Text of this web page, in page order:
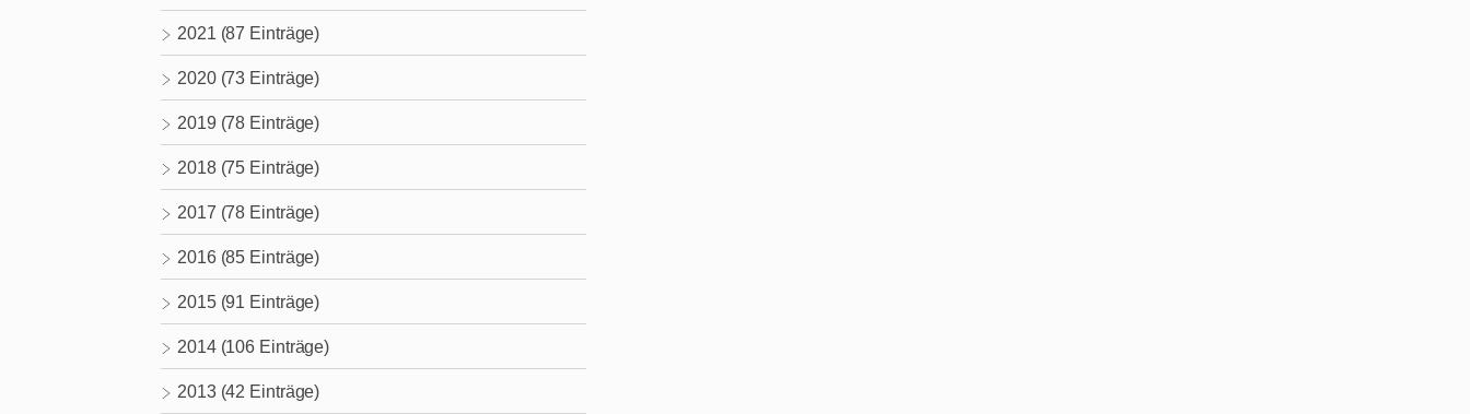
2021 (87 Einträge)
2020 (73 Einträge)
2019 (78 Einträge)
2018 (75 Einträge)
2017 (78 Einträge)
2016 (85 Einträge)
2015 (91 Einträge)
2014 (106 Einträge)
2013 (42 Einträge)